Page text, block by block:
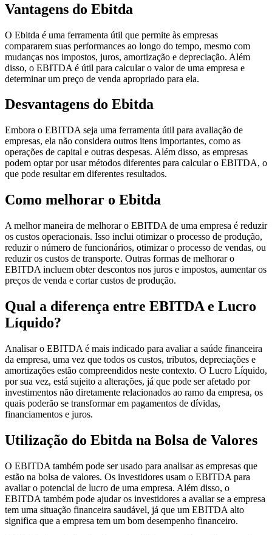
Vantagens do Ebitda
O Ebitda é uma ferramenta útil que permite às empresas
compararem suas performances ao longo do tempo, mesmo com
mudanças nos impostos, juros, amortização e depreciação. Além
disso, o EBITDA é útil para calcular o valor de uma empresa e
determinar um preço de venda apropriado para ela.
Desvantagens do Ebitda
Embora o EBITDA seja uma ferramenta útil para avaliação de
empresas, ela não considera outros itens importantes, como as
operações de capital e outras despesas. Além disso, as empresas
podem optar por usar métodos diferentes para calcular o EBITDA, o
que pode resultar em diferentes resultados.
Como melhorar o Ebitda
A melhor maneira de melhorar o EBITDA de uma empresa é reduzir
os custos operacionais. Isso inclui otimizar o processo de produção,
reduzir o número de funcionários, otimizar o processo de vendas, ou
reduzir os custos de transporte. Outras formas de melhorar o
EBITDA incluem obter descontos nos juros e impostos, aumentar os
preços de venda e cortar custos de produção.
Qual a diferença entre EBITDA e Lucro
Líquido?
Analisar o EBITDA é mais indicado para avaliar a saúde financeira
da empresa, uma vez que todos os custos, tributos, depreciações e
amortizações estão compreendidos neste contexto. O Lucro Líquido,
por sua vez, está sujeito a alterações, já que pode ser afetado por
investimentos não diretamente relacionados ao ramo da empresa, os
quais poderão se transformar em pagamentos de dívidas,
financiamentos e juros.
Utilização do Ebitda na Bolsa de Valores
O EBITDA também pode ser usado para analisar as empresas que
estão na bolsa de valores. Os investidores usam o EBITDA para
avaliar o potencial de lucro de uma empresa. Além disso, o
EBITDA também pode ajudar os investidores a avaliar se a empresa
tem uma situação financeira saudável, já que um EBITDA alto
significa que a empresa tem um bom desempenho financeiro.